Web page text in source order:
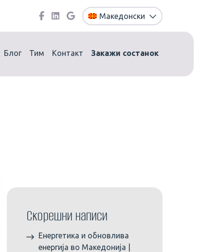
Македонски
Блог Тим Контакт Закажи состанок
Скорешни написи
Енергетика и обновлива
енергија во Македонија |